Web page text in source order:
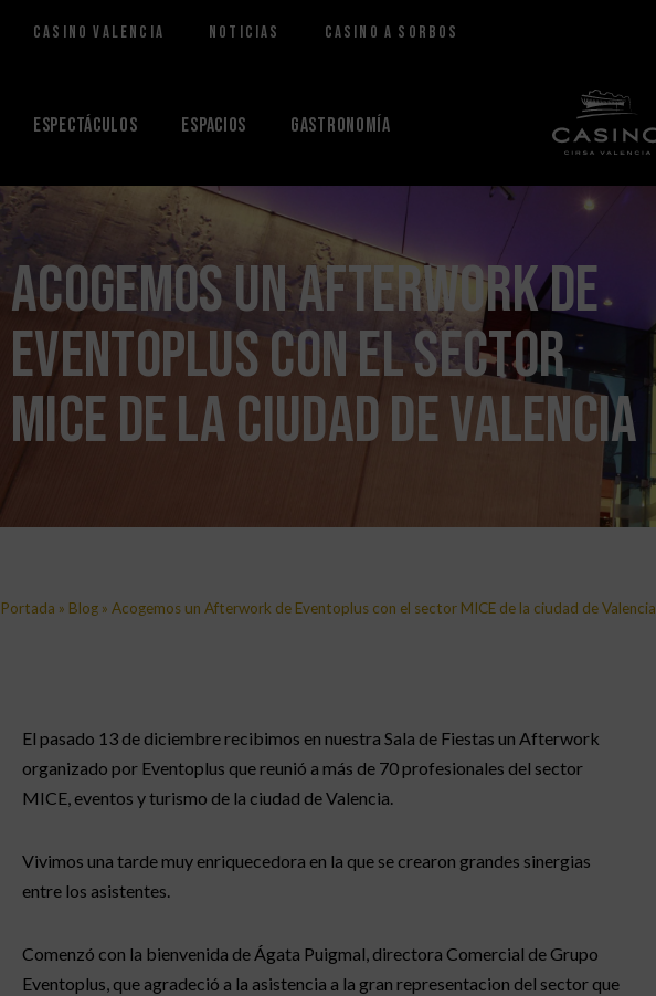
contenido
Casino Valencia Noticias Casino a Sorbos
Espectáculos Espacios Gastronomía
Acogemos un Afterwork de
Eventoplus con el sector
MICE de la ciudad de Valencia
Portada » Blog » Acogemos un Afterwork de Eventoplus con el sector MICE de la ciudad de Valencia
El pasado 13 de diciembre recibimos en nuestra Sala de Fiestas un Afterwork
organizado por Eventoplus que reunió a más de 70 profesionales del sector
MICE, eventos y turismo de la ciudad de Valencia.
Vivimos una tarde muy enriquecedora en la que se crearon grandes sinergias
entre los asistentes.
Comenzó con la bienvenida de Ágata Puigmal, directora Comercial de Grupo
Eventoplus, que agradeció a la asistencia a la gran representacion del sector que